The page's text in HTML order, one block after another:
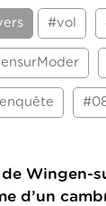
#vol
Wingen-
d’un